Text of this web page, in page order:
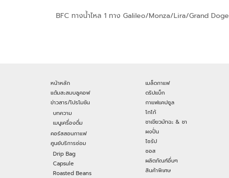
BFC ทางน้ำไหล 1 ทาง Galileo/Monza/Lira/Grand Doge
หน้าหลัก
แต้มสะสมบลูคอฟ
ข่าวสาร/โปรโมชัน
บทความ
เมนูเครื่องดื่ม
คอร์สสอนกาแฟ
ศูนย์บริการซ่อม
Drip Bag
Capsule
Roasted Beans
เมล็ดกาแฟ
ดริปแบ็ก
กาแฟแคปซูล
โกโก้
ชาเขียวมัทฉะ & ชา
ผงปั่น
ไซรัป
ซอส
ผลิตภัณฑ์อื่นๆ
สินค้าพิเศษ